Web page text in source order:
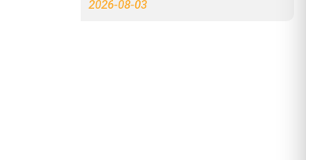
2026-08-03